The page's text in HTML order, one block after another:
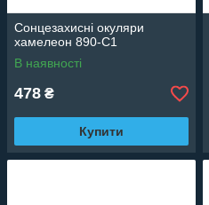
Сонцезахисні окуляри
хамелеон 890-C1
В наявності
478 ₴
Купити